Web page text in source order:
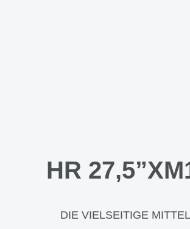
HR
DIE VIELSEITIGE